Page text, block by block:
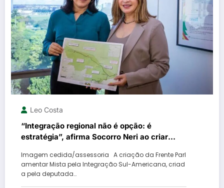
Leo Costa
“Integração regional não é opção: é
estratégia”, afirma Socorro Neri ao criar
Americana
Imagem cedida/assessoria A criação da Frente Parl
amentar Mista pela Integração Sul-Americana, criad
a pela deputada…